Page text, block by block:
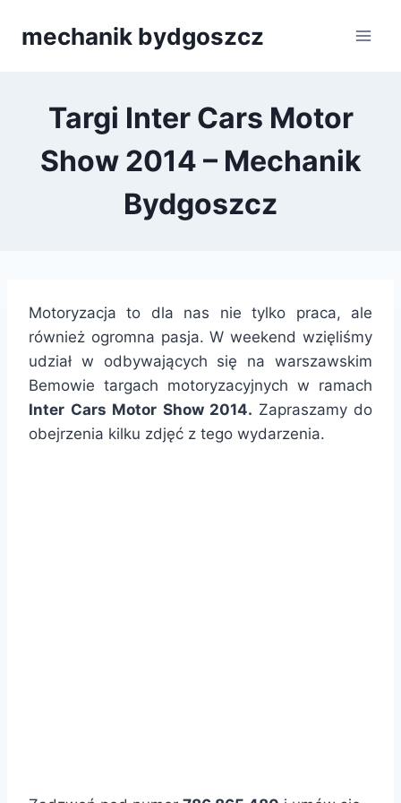
mechanik bydgoszcz
Targi Inter Cars Motor
Show 2014 – Mechanik
Bydgoszcz
Motoryzacja to dla nas nie tylko praca, ale
również ogromna pasja. W weekend wzięliśmy
udział w odbywających się na warszawskim
Bemowie targach motoryzacyjnych w ramach
Inter Cars Motor Show 2014. Zapraszamy do
obejrzenia kilku zdjęć z tego wydarzenia.